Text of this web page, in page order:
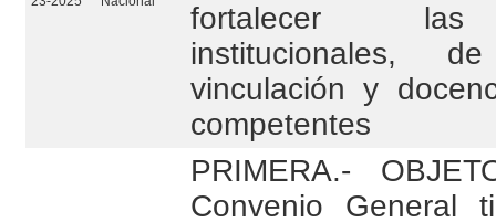
fortalecer las
institucionales,
vinculación y
competentes
PRIMERA.-
Convenio General